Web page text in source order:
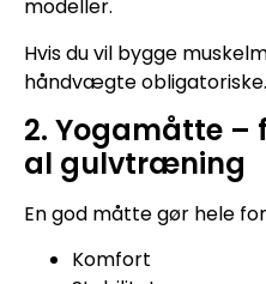
modeller.
Hvis du vil bygge
håndvægte obligatoriske.
2. Yogamåtte
al gulvtræning
En god måtte gør hele
Komfort